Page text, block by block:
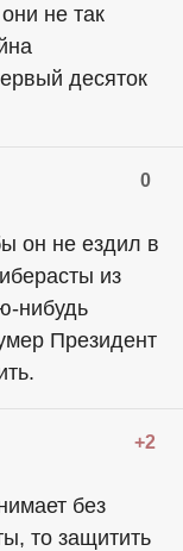
не так
десяток
0
он не ездил в
из
нибудь
Президент
+2
без
то защитить